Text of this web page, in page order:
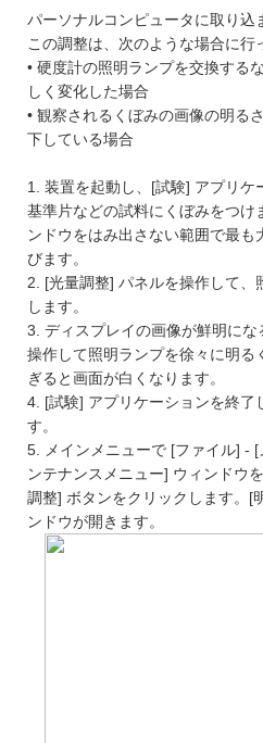
パーソナルコンピュータに取り込
この調整は、次のような場合に行
• 硬度計の照明ランプを交換する
しく変化した場合
• 観察されるくぼみの画像の明る
下している場合
1. 装置を起動し、[試験] アプリケ
基準片などの試料にくぼみをつけ
ンドウをはみ出さない範囲で最
びます。
2. [光量調整] パネルを操作して、
します。
3. ディスプレイの画像が鮮明に
操作して照明ランプを徐々に明る
ぎると画面が白くなります。
4. [試験] アプリケーションを終了
す。
5. メインメニューで [ファイル] -
ンテナンスメニュー] ウィンドウ
調整] ボタンをクリックします。[
ンドウが開きます。